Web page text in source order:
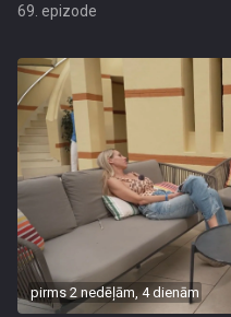
69. epizode
pirms 2 nedēļām, 4 dienām